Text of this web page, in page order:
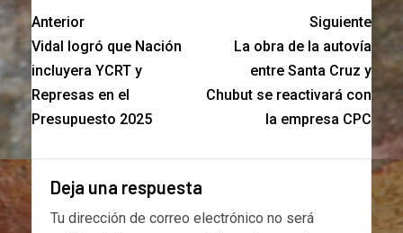
Anterior
Vidal logró que Nación
incluyera YCRT y
Represas en el
Presupuesto 2025
Siguiente
La obra de la autovía
entre Santa Cruz y
Chubut se reactivará con
la empresa CPC
Deja una respuesta
Tu dirección de correo electrónico no será